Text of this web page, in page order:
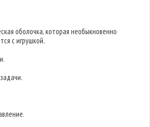
оболочка, которая необыкновенно
с игрушкой.